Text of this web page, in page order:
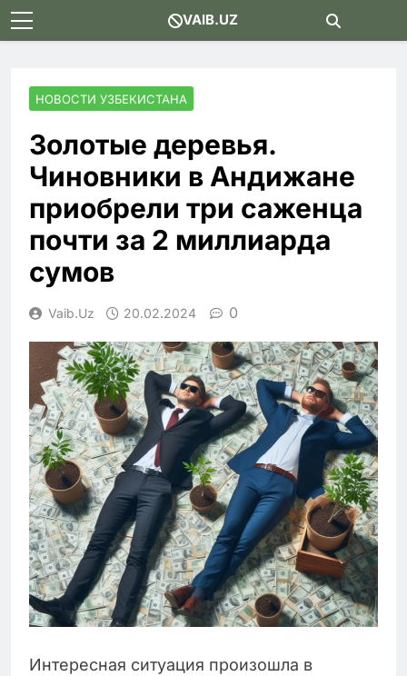
Skip
to
VAIB.UZ
НОВОСТИ УЗБЕКИСТАНА
Золотые деревья.
Чиновники в Андижане
приобрели три саженца
почти за 2 миллиарда
сумов
Vaib.uz 20.02.2024 0
Интересная ситуация произошла в